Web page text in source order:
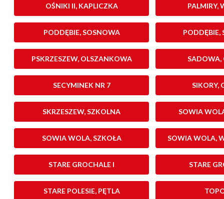
OŚNIKI II, KAPLICZKA PALMIRY,
PODDĘBIE, SOSNOWA PODDĘBIE,
PSKRZESZEW, OLSZANKOWA SADOWA,
SECYMINEK NR 7 SIKORY,
SKRZESZEW, SZKOLNA SOWIA
SOWIA WOLA, SZKOŁA SOWIA WOLA,
STARE GROCHALE I STARE
STARE POLESIE, PĘTLA